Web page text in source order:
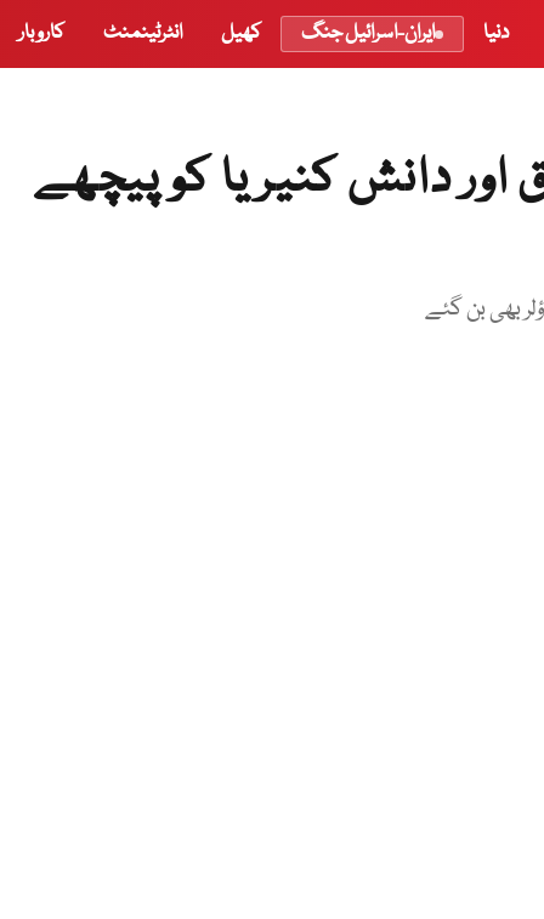
دنیا ایران-اسرائیل جنگ کھیل انٹرٹینمنٹ کاروبار
دانش کنیریا کو پیچھے